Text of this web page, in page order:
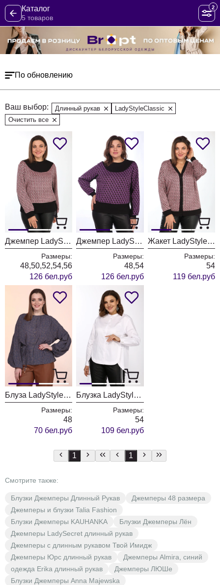
Каталог
5 товаров
2
По обновлению
Ваш выбор: Длинный рукав
LadyStyleClassic
Очистить все
Джемпер LadyStyleClassic 2548-1
Размеры:
48,50,52,54,56
126 бел.руб
Джемпер LadyStyleClassic 2548
Размеры:
48,54
126 бел.руб
Жакет LadyStyleClassic 2532-1
Размеры:
54
119 бел.руб
Блуза LadyStyleClassic 2265-2
Размеры:
48
70 бел.руб
Блузка LadyStyleClassic 2393
Размеры:
54
109 бел.руб
1 1
Смотрите также:
Блузки Джемперы Длинный Рукав
Джемперы 48 размера
Джемперы и блузки Talia Fashion
Блузки Джемперы KAUHANKA
Блузки Джемперы Лён
Джемперы LadySecret длинный рукав
Джемперы с длинным рукавом Твой Имидж
Джемперы Юрс длинный рукав
Джемперы Almira, синий
одежда Erika длинный рукав
Джемперы ЛЮШе
Блузки Джемперы Anna Majewska